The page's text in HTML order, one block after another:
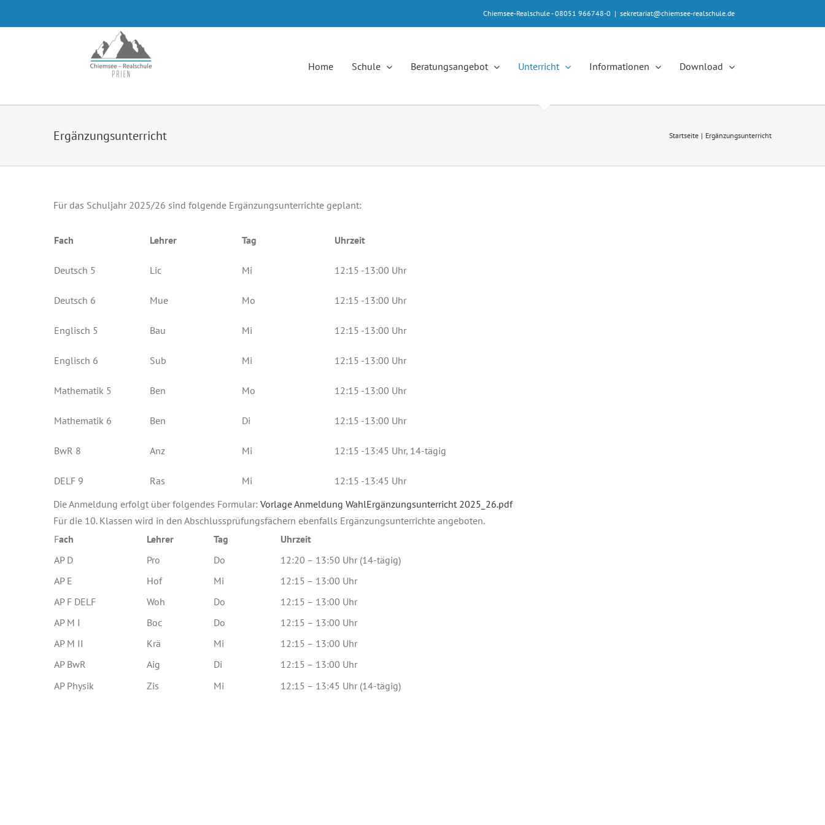
Inhalt
Chiemsee-Realschule - 08051 966748-0 | sekretariat@chiemsee-realschule.de
Home Schule Beratungsangebot Unterricht Informationen Download
Ergänzungsunterricht Startseite Ergänzungsunterricht
Für das Schuljahr 2025/26 sind folgende Ergänzungsunterrichte geplant:
Fach Lehrer Tag Uhrzeit
Deutsch 5 Lic Mi 12:15 -13:00 Uhr
Deutsch 6 Mue Mo 12:15 -13:00 Uhr
Englisch 5 Bau Mi 12:15 -13:00 Uhr
Englisch 6 Sub Mi 12:15 -13:00 Uhr
Mathematik 5 Ben Mo 12:15 -13:00 Uhr
Mathematik 6 Ben Di 12:15 -13:00 Uhr
BwR 8 Anz Mi 12:15 -13:45 Uhr, 14-tägig
DELF 9 Ras Mi
12:15 -13:45 Uhr
Die Anmeldung erfolgt über folgendes Formular: Vorlage Anmeldung WahlErgänzungsunterricht 2025_26.pdf
Für die 10. Klassen wird in den Abschlussprüfungsfächern ebenfalls Ergänzungsunterrichte angeboten.
Fach Lehrer Tag
Uhrzeit
AP D
Pro Do
12:20 – 13:50 Uhr (14-tägig)
AP E
Hof Mi
12:15 – 13:00 Uhr
AP F DELF
Woh Do
12:15 – 13:00 Uhr
AP M I
Boc Do
12:15 – 13:00 Uhr
AP M II
Krä Mi
12:15 – 13:00 Uhr
AP BwR
Aig Di
12:15 – 13:00 Uhr
AP Physik
Zis Mi 12:15 – 13:45 Uhr (14-tägig)